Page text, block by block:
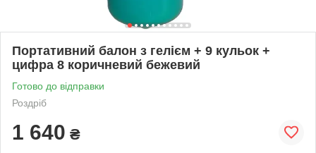
Портативний балон з гелієм + 9 кульок +
цифра 8 коричневий бежевий
Готово до відправки
Роздріб
1 640 ₴